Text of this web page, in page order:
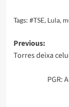
Tags: #TSE, Lula,
Post
Previous:
Torres deixa
PGR: